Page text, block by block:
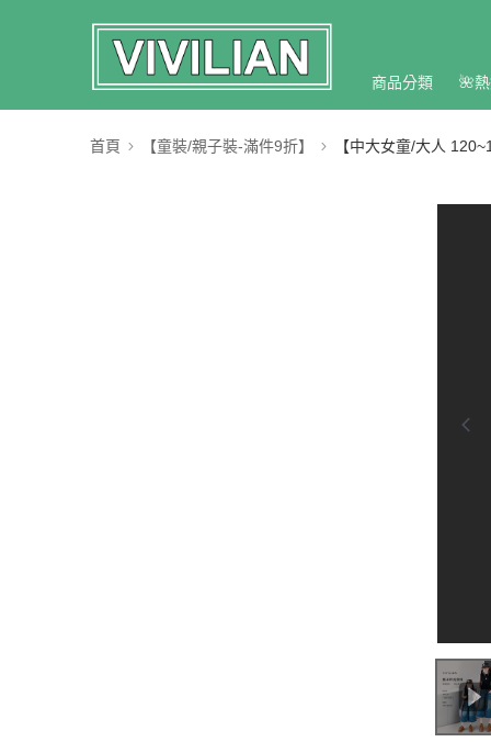
商品分類 🌺
首頁 【童裝/親子裝-滿件9折】 【中大女童/大人